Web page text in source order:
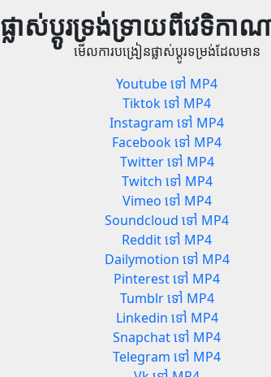
ផ្លាស់ប្តូរទ្រង់ទ្រាយពីវេទិក
មើលការបង្រៀនផ្លាស់ប្តូរទម្រង់ដែលមាន
Youtube ទៅ MP4
Tiktok ទៅ MP4
Instagram ទៅ MP4
Facebook ទៅ MP4
Twitter ទៅ MP4
Twitch ទៅ MP4
Vimeo ទៅ MP4
Soundcloud ទៅ MP4
Reddit ទៅ MP4
Dailymotion ទៅ MP4
Pinterest ទៅ MP4
Tumblr ទៅ MP4
Linkedin ទៅ MP4
Snapchat ទៅ MP4
Telegram ទៅ MP4